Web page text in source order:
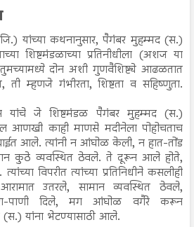
यांच्या कथनानुसार, पैगंबर मुहम्मद (स.)
शिष्टमंडळाच्या प्रतिनीधीला (अशज या
दोन अशी गुणवैशिष्ट्ये आढळतात
म्हणजे गंभीरता, शिष्टता व सहिष्णुता.
जे शिष्टमंडळ पैगंबर मुहम्मद (स.)
आणखी काही माणसे मदीनेला पोहोचताच
आले. त्यांनी न आंघोळ केली, न हात-तोंड
कुठे व्यवस्थित ठेवले. ते दूरून आले होते,
विपरीत त्यांच्या प्रतिनिधीने कसलीही
उतरले, सामान व्यवस्थित ठेवले,
पाणी दिले, मग आंघोळ वगैरे करून
यांना भेटण्यासाठी आले.